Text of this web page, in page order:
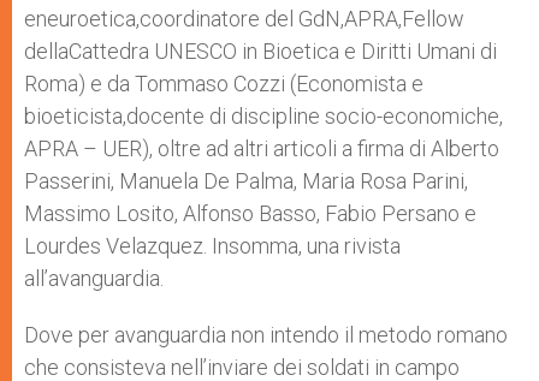
eneuroetica,coordinatore del GdN,APRA,Fellow
dellaCattedra UNESCO in Bioetica e Diritti Umani di
Roma) e da Tommaso Cozzi (Economista e
bioeticista,docente di discipline socio-economiche,
APRA – UER), oltre ad altri articoli a firma di Alberto
Passerini, Manuela De Palma, Maria Rosa Parini,
Massimo Losito, Alfonso Basso, Fabio Persano e
Lourdes Velazquez. Insomma, una rivista
all’avanguardia.
Dove per avanguardia non intendo il metodo romano
che consisteva nell’inviare dei soldati in campo